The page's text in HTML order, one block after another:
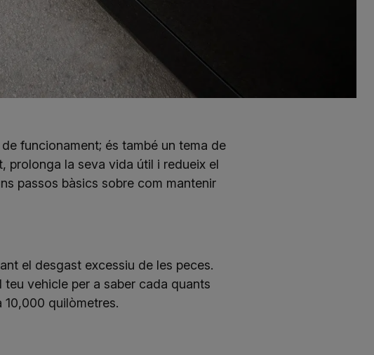
funcionament; és també un tema de
prolonga la seva vida útil i redueix el
passos bàsics sobre com mantenir
el desgast excessiu de les peces.
teu vehicle per a saber cada quants
quilòmetres.